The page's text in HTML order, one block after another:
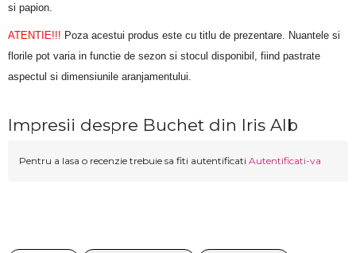
si papion.
ATENTIE!!! Poza acestui produs este cu titlu de prezentare. Nuantele si
florile pot varia in functie de sezon si stocul disponibil, fiind pastrate
aspectul si dimensiunile aranjamentului.
Impresii despre Buchet din Iris Alb
Pentru a lasa o recenzie trebuie sa fiti autentificati Autentificati-va